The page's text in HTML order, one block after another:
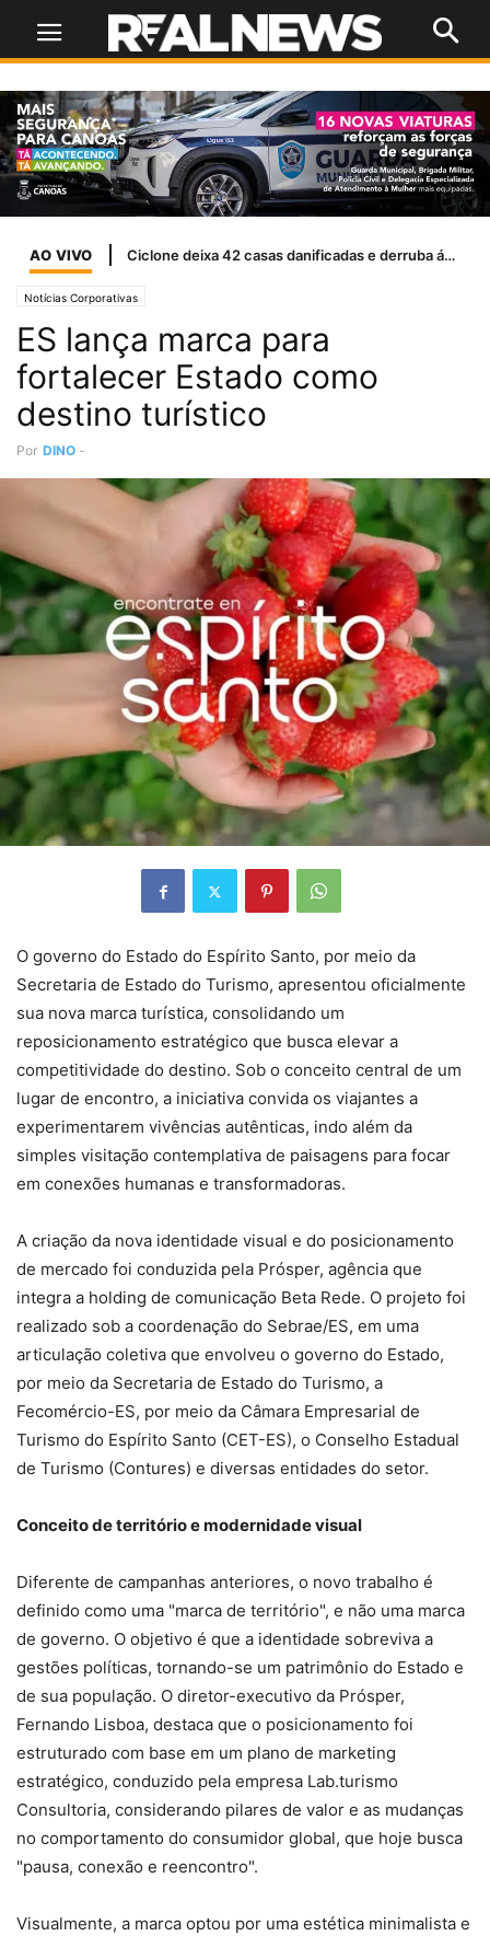
AO VIVO Naser Taher, presidente e fundador do MultiBank Group, homenageado por Sua Alteza Sheikh Nahyan bin Mubarak Al Nahyan com o Prêmio de Excelência de Ouro em FinTech, Ativos Digitais e Blockchain
Notícias Corporativas
ES lança marca para
fortalecer Estado como
destino turístico
Por DINO -
O governo do Estado do Espírito Santo, por meio da
Secretaria de Estado do Turismo, apresentou oficialmente
sua nova marca turística, consolidando um
reposicionamento estratégico que busca elevar a
competitividade do destino. Sob o conceito central de um
lugar de encontro, a iniciativa convida os viajantes a
experimentarem vivências autênticas, indo além da
simples visitação contemplativa de paisagens para focar
em conexões humanas e transformadoras.
A criação da nova identidade visual e do posicionamento
de mercado foi conduzida pela Prósper, agência que
integra a holding de comunicação Beta Rede. O projeto foi
realizado sob a coordenação do Sebrae/ES, em uma
articulação coletiva que envolveu o governo do Estado,
por meio da Secretaria de Estado do Turismo, a
Fecomércio-ES, por meio da Câmara Empresarial de
Turismo do Espírito Santo (CET-ES), o Conselho Estadual
de Turismo (Contures) e diversas entidades do setor.
Conceito de território e modernidade visual
Diferente de campanhas anteriores, o novo trabalho é
definido como uma "marca de território", e não uma marca
de governo. O objetivo é que a identidade sobreviva a
gestões políticas, tornando-se um patrimônio do Estado e
de sua população. O diretor-executivo da Prósper,
Fernando Lisboa, destaca que o posicionamento foi
estruturado com base em um plano de marketing
estratégico, conduzido pela empresa Lab.turismo
Consultoria, considerando pilares de valor e as mudanças
no comportamento do consumidor global, que hoje busca
"pausa, conexão e reencontro".
Visualmente, a marca optou por uma estética minimalista e